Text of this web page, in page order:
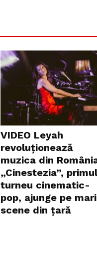
VIDEO Leyah
revoluționează
muzica din
„Cinestezia”, primul
turneu cinematic-
pop, ajunge pe
scene din țară